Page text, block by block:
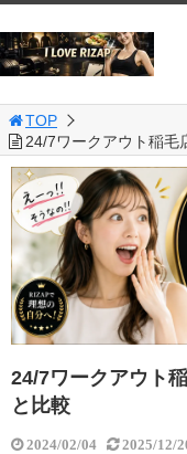
TOP
24/7ワークアウト稲
24/7ワークアウト
と比較
2024/02/04 2025/12/